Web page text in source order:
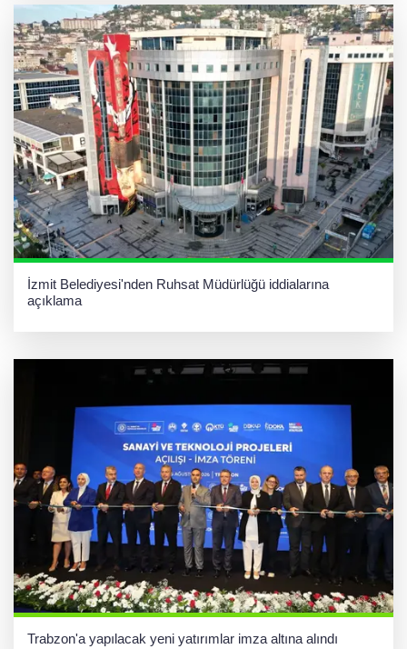
İzmit Belediyesi'nden Ruhsat Müdürlüğü iddialarına
açıklama
Trabzon'a yapılacak yeni yatırımlar imza altına alındı